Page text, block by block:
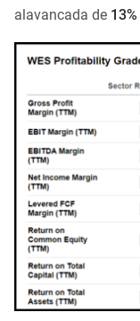
alavancada de 13%